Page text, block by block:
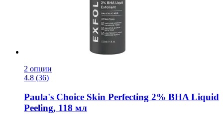
2 опции
4.8 (36)
Paula's Choice Skin Perfecting 2% BHA Liquid
Peeling, 118 мл